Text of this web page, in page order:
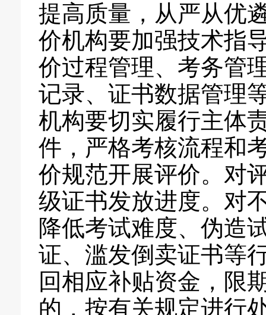
提高质量，从严从优
价机构要加强技术指
价过程管理、考务管
记录、证书数据管理
机构要切实履行主体
件，严格考核流程和
价规范开展评价。对
级证书发放进度。对
降低考试难度、伪造
证、滥发倒卖证书等
回相应补贴资金，限
的，按有关规定进行